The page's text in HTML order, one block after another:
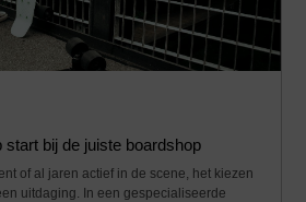
bij de juiste boardshop
of al jaren actief in de scene, het kiezen
uitdaging. In een gespecialiseerde